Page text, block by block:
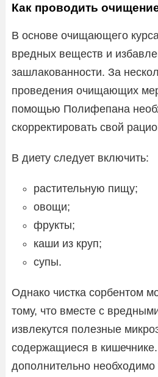
Как проводить
В основе очищающего
вредных веществ и
зашлакованности. За
проведения очищающих
помощью Полифепана
скорректировать свой
В диету следует включить:
растительную пищу;
овощи;
фрукты;
каши из круп;
супы.
Однако чистка сорбентом
тому, что вместе с
извлекутся полезные
содержащиеся в
дополнительно необходимо